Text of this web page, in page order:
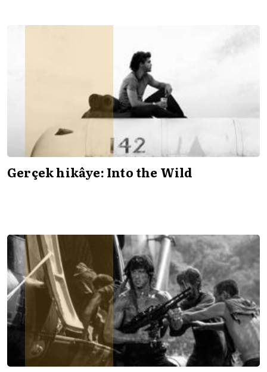
Gerçek hikâye: Into the Wild